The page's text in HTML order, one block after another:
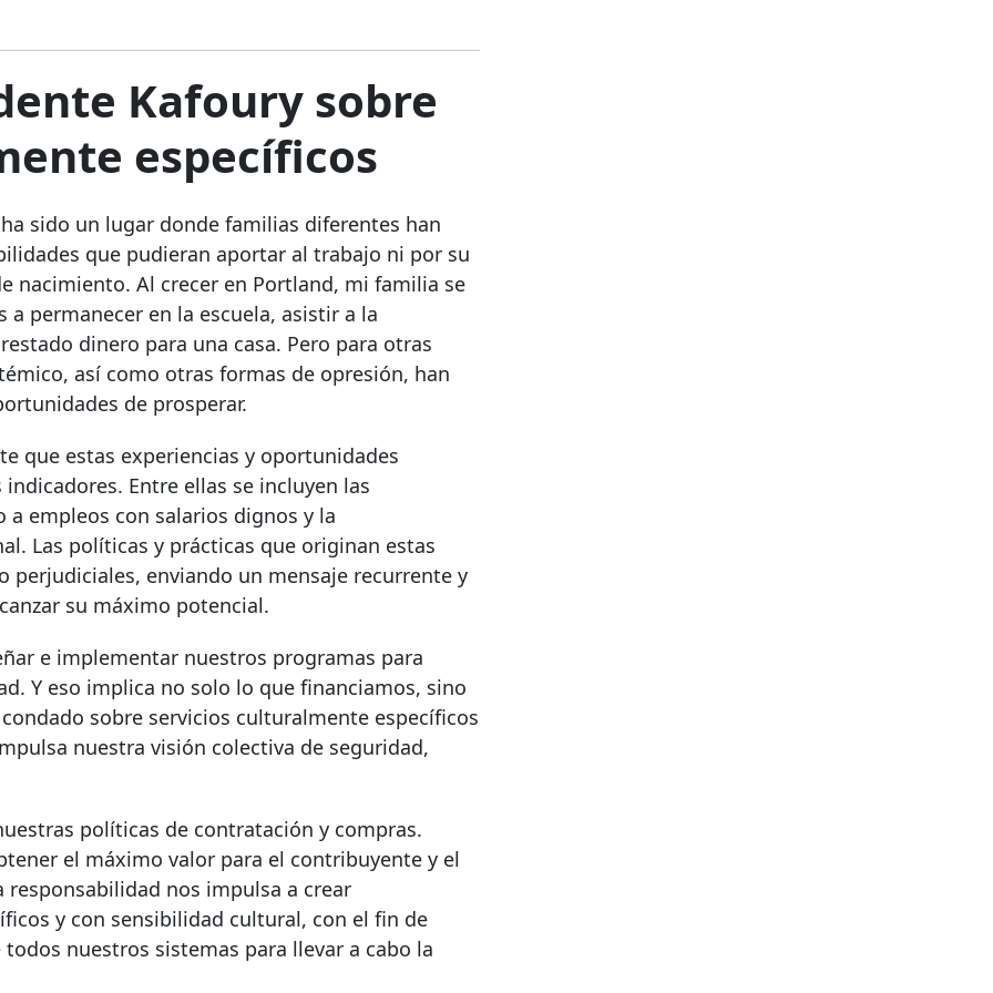
Kafoury sobre
específicos
sido un lugar donde familias diferentes han
que pudieran aportar al trabajo ni por su
nacimiento. Al crecer en Portland, mi familia se
permanecer en la escuela, asistir a la
dinero para una casa. Pero para otras
así como otras formas de opresión, han
de prosperar.
que estas experiencias y oportunidades
Entre ellas se incluyen las
a empleos con salarios dignos y la
Las políticas y prácticas que originan estas
perjudiciales, enviando un mensaje recurrente y
su máximo potencial.
e implementar nuestros programas para
Y eso implica no solo lo que financiamos, sino
sobre servicios culturalmente específicos
nuestra visión colectiva de seguridad,
políticas de contratación y compras.
el máximo valor para el contribuyente y el
nos impulsa a crear
y con sensibilidad cultural, con el fin de
nuestros sistemas para llevar a cabo la